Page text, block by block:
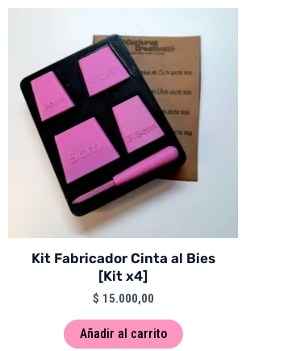
Kit Fabricador Cinta al Bies
[Kit x4]
$ 15.000,00
Añadir al carrito